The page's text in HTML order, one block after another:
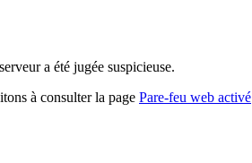
a été jugée suspicieuse.
à consulter la page Pare-feu web activé